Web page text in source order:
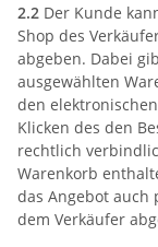
2.2 Der Kunde
Shop des
abgeben. Dabei
ausgewählten
den
Klicken des den
rechtlich
Warenkorb
das Angebot auch
dem Verkäufer